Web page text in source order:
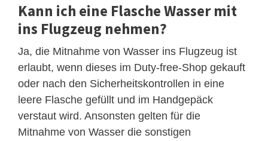
Kann ich eine Flasche Wasser mit
ins Flugzeug nehmen?
Ja, die Mitnahme von Wasser ins Flugzeug ist
erlaubt, wenn dieses im Duty-free-Shop gekauft
oder nach den Sicherheitskontrollen in eine
leere Flasche gefüllt und im Handgepäck
verstaut wird. Ansonsten gelten für die
Mitnahme von Wasser die sonstigen